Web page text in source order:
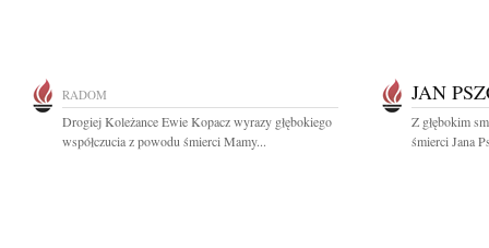
RADOM
Drogiej Koleżance Ewie Kopacz wyrazy głębokiego
współczucia z powodu śmierci Mamy...
JAN
Z głębokim
śmierci Jana